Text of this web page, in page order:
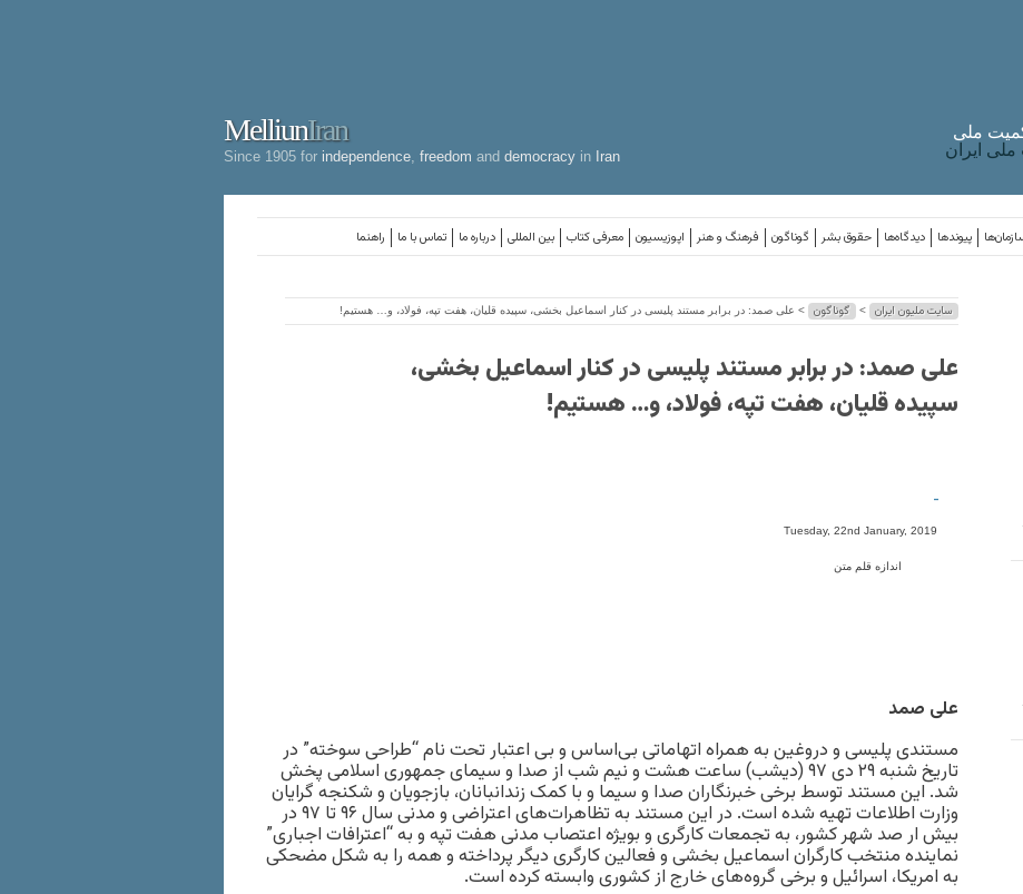
MelliunIran
Since 1905 for independence freedom and democracy in Iran
ملی
ایران
راهنما تماس با ما درباره ما بین المللی معرفی کتاب اپوزیسیون فرهنگ و هنر گوناگون حقوق بشر دیدگاه‌ها پیوندها
سایت ملیون ایران > گوناگون > علی صمد: در برابر مستند پلیسی در کنار اسماعیل بخشی، سپیده قلیان، هفت تپه، فولاد، و… هستیم!
علی صمد: در برابر مستند پلیسی در کنار اسماعیل بخشی،
سپیده قلیان، هفت تپه، فولاد، و… هستیم!
-
Tuesday, 22nd January, 2019
اندازه قلم متن
علی صمد
مستندی پلیسی و دروغین به همراه اتهاماتی بی‌اساس و بی اعتبار تحت نام “طراحی سوخته” در
تاریخ شنبه ۲۹ دی ۹۷ (دیشب) ساعت هشت و نیم شب از صدا و سیمای جمهوری اسلامی پخش
شد. این مستند توسط برخی خبرنگاران صدا و سیما و با کمک زندانبانان، بازجویان و شکنجه گرایان
وزارت اطلاعات تهیه شده است. در این مستند به تظاهرات‌های اعتراضی و مدنی سال ۹۶ تا ۹۷ در
بیش ار صد شهر کشور، به تجمعات کارگری و بویژه اعتصاب مدنی هفت تپه و به “اعترافات اجباری”
نماینده منتخب کارگران اسماعیل بخشی و فعالین کارگری دیگر پرداخته و همه را به شکل مضحکی
به امریکا، اسرائیل و برخی گروه‌های خارج از کشوری وابسته کرده است.